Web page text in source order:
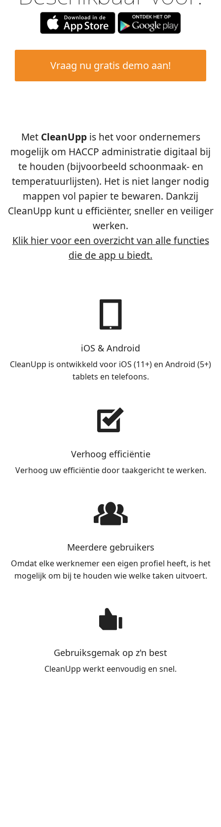
Met CleanUppis het voor ondernemers
mogelijk om HACCP administratie digitaal bij
te houden (bijvoorbeeld schoonmaak- en
temperatuurlijsten). Het is niet langer nodig
mappen vol papier te bewaren. Dankzij
CleanUpp kunt u efficiënter, sneller en veiliger
werken.
Klik hier voor een overzicht van alle functies
die de app u biedt.
iOS & Android
CleanUpp is ontwikkeld voor iOS (11+) en Android (5+)
tablets en telefoons.
Verhoog efficiëntie
Verhoog uw efficiëntie door taakgericht te werken.
Meerdere gebruikers
Omdat elke werknemer een eigen profiel heeft, is het
mogelijk om bij te houden wie welke taken uitvoert.
Gebruiksgemak op z'n best
CleanUpp werkt eenvoudig en snel.